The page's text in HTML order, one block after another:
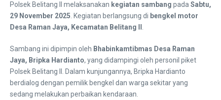
Polsek Belitang II melaksanakan kegiatan sambang padaSabtu,
29 November 2025. Kegiatan berlangsung di bengkel motor
Desa Raman Jaya, Kecamatan Belitang II .
Sambang ini dipimpin oleh Bhabinkamtibmas Desa Raman
Jaya, Bripka Hardianto, yang didampingi oleh personil piket
Polsek Belitang II. Dalam kunjungannya, Bripka Hardianto
berdialog dengan pemilik bengkel dan warga sekitar yang
sedang melakukan perbaikan kendaraan.